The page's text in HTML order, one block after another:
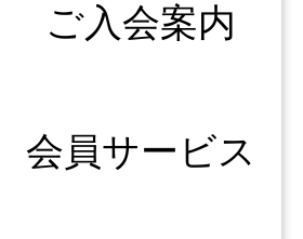
ご入会案内
会員サービス